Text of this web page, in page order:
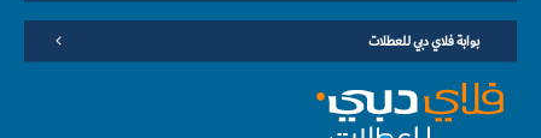
بوابة فلاي دبي للعطلات